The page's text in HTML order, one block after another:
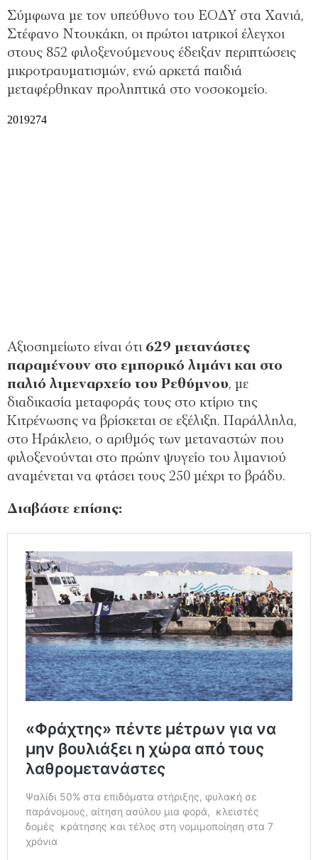
Σύμφωνα με τον υπεύθυνο του ΕΟΔΥ στα Χανιά,
Στέφανο Ντουκάκη, οι πρώτοι ιατρικοί έλεγχοι
στους 852 φιλοξενούμενους έδειξαν περιπτώσεις
μικροτραυματισμών, ενώ αρκετά παιδιά
μεταφέρθηκαν προληπτικά στο νοσοκομείο.
Αξιοσημείωτο είναι ότι 629 μετανάστες
παραμένουν στο εμπορικό λιμάνι και στο
παλιό λιμεναρχείο του Ρεθύμνου, με
διαδικασία μεταφοράς τους στο κτίριο της
Κιτρένωσης να βρίσκεται σε εξέλιξη. Παράλληλα,
στο Ηράκλειο, ο αριθμός των μεταναστών που
φιλοξενούνται στο πρώην ψυγείο του λιμανιού
αναμένεται να φτάσει τους 250 μέχρι το βράδυ.
Διαβάστε επίσης: